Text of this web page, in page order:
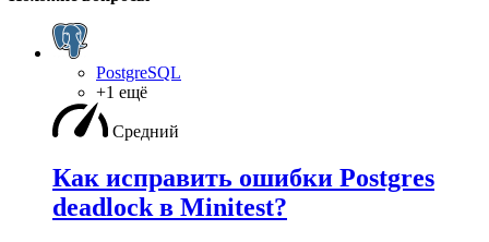
PostgreSQL
+1 ещё
Средний
Как исправить ошибки Postgres
deadlock в Minitest?